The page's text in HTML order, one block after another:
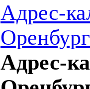
Адрес-
Адрес-